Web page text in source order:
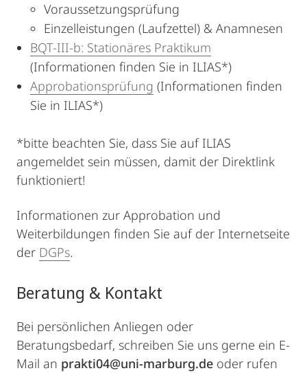
Voraussetzungsprüfung
Einzelleistungen (Laufzettel) & Anamnesen
BQT-III-b: Stationäres Praktikum
(Informationen finden Sie in ILIAS*)
Approbationsprüfung (Informationen finden
Sie in ILIAS*)
*bitte beachten Sie, dass Sie auf ILIAS
angemeldet sein müssen, damit der Direktlink
funktioniert!
Informationen zur Approbation und
Weiterbildungen finden Sie auf der Internetseite
der DGPs.
Beratung & Kontakt
Bei persönlichen Anliegen oder
Beratungsbedarf, schreiben Sie uns gerne ein E-
Mail an prakti04@uni-marburg.de oder rufen